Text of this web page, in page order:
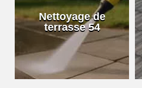
Nettoyage de
terrasse 54